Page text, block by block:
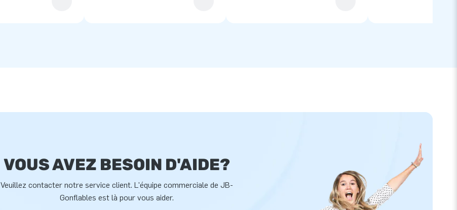
VOUS AVEZ BESOIN D'AIDE?
Veuillez contacter notre service client. L'équipe commerciale de JB-
Gonflables est là pour vous aider.